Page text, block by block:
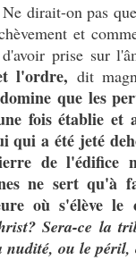
Ne dirait-on pas
et
d'avoir prise sur
l'ordre, dit
que les
fois établie et
qui a été jeté
de l'édifice
ne sert qu'à
où s'élève
Sera-ce la
ou le péril,